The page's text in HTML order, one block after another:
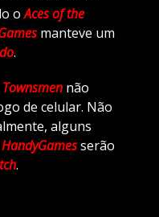
oAces of the
manteve um
.
Townsmen não
de celular. Não
alguns
HandyGamesserão
.